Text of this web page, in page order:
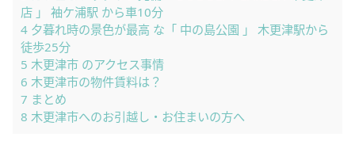
店 」 袖ケ浦駅 から車10分
4 夕暮れ時の景色が最高 な「 中の島公園 」 木更津駅から
徒歩25分
5 木更津市 のアクセス事情
6 木更津市の物件賃料は？
7 まとめ
8 木更津市へのお引越し・お住まいの方へ